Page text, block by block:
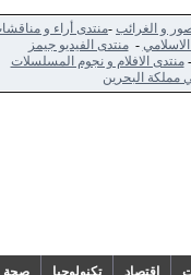
و الغرائب -منتدى أراء و
الاسلامي -منتدى الفيديو جيمز
-منتدى الافلام و نجوم المسلسلات
مملكة البحرين
اقتصاد تكنولوجيا صحة